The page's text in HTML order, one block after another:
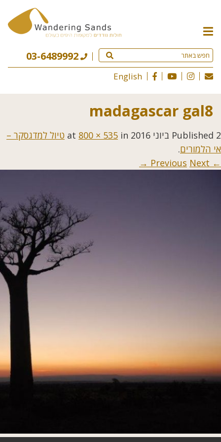
תפריט
האתר
03-6489992
English
madagascar gal8
Published 2 ביוני 2016 800 × 535 in
טיול למדגסקר –
אי הלמורים.
← Previous
Next →